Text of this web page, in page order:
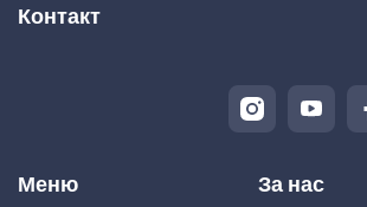
Контакт
Меню За нас